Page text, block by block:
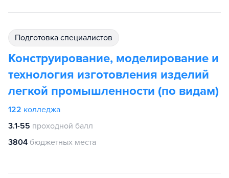
подготовка специалистов
Конструирование, моделирование и
технология изготовления изделий
легкой промышленности (по видам)
122 колледжа
3.1-55 проходной балл
3804 бюджетных места